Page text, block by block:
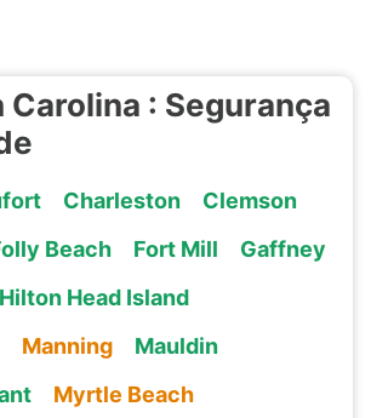
Carolina : Segurança
Charleston
Clemson
Beach Fort Mill
Gaffney
Hilton Head Island
Manning
Mauldin
Myrtle Beach